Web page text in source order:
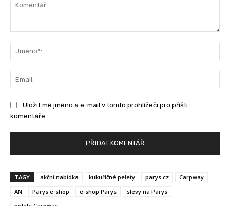
Uložit mé jméno a e-mail v tomto prohlížeči pro příští
komentáře.
TAGY akční nabídka kukuřičné pelety parys.cz
Carpway
AN
Parys e-shop e-shop Parys
slevy na Parys